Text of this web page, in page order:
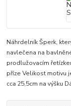
Náhrdelník Šperk,
navlečena na
prodlužovacím
příze Velikost motivu
cca 25,5cm na výšku